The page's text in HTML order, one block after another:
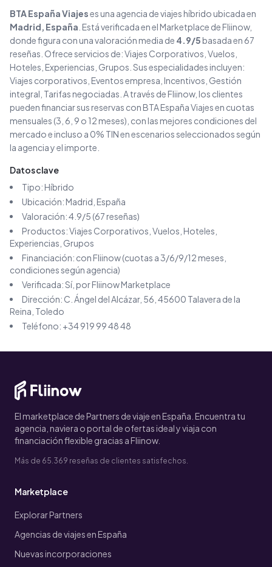
BTA España Viajeses una agencia de viajeshíbridoubicada en
Madrid , España . Está verificada en el Marketplace de Fliinow,
donde figura con una valoración media de 4.9/5basada en 67
reseñas . Ofrece servicios de:Viajes Corporativos, Vuelos,
Hoteles, Experiencias, Grupos Sus especialidades incluyen:
Viajes corporativos, Eventos empresa, Incentivos, Gestión
integral, Tarifas negociadas A través de Fliinow, los clientes
pueden financiar sus reservas conBTA España Viajesen cuotas
mensuales (3, 6, 9 o 12 meses), con las mejores condiciones del
mercado e incluso a 0% TIN en escenarios seleccionados según
la agencia y el importe.
Datos clave
Tipo:Híbrido
Ubicación:Madrid , España
Valoración:4.9/5 (67reseñas)
Productos:Viajes Corporativos, Vuelos, Hoteles,
Experiencias, Grupos
Financiación: con Fliinow (cuotas a 3/6/9/12 meses,
condiciones según agencia)
Verificada: Sí, por Fliinow Marketplace
Dirección: C. Ángel del Alcázar, 56, 45600 Talavera de la
Reina, Toledo
Teléfono: +34 919 99 48 48
El marketplace de Partners de viaje en España. Encuentra tu
agencia, naviera o portal de ofertas ideal y viaja con
financiación flexible gracias a Fliinow.
Más de 65.369 reseñas de clientes satisfechos.
Marketplace
Explorar Partners
Agencias de viajes en España
Nuevas incorporaciones